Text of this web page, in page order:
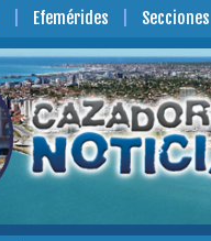
Efemérides Secciones